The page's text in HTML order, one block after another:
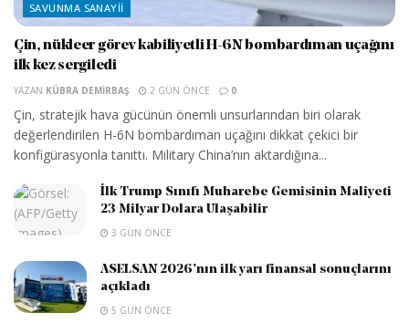
SAVUNMA SANAYII
Çin, nükleer görev kabiliyetli H-6N bombardıman uçağını
ilk kez sergiledi
YAZAN KÜBRA DEMIRBAŞ 2 GÜN ÖNCE 0
Çin, stratejik hava gücünün önemli unsurlarından biri olarak
değerlendirilen H-6N bombardıman uçağını dikkat çekici bir
konfigürasyonla tanıttı. Military China’nın aktardığına...
İlk Trump Sınıfı Muharebe Gemisinin Maliyeti
23 Milyar Dolara Ulaşabilir
3 GÜN ÖNCE
ASELSAN 2026’nın ilk yarı finansal sonuçlarını
açıkladı
5 GÜN ÖNCE